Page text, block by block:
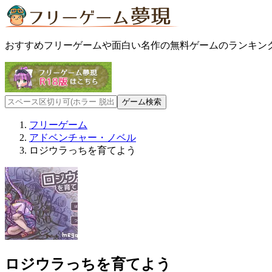
おすすめフリーゲームや面白い名作の無料ゲームのランキン
フリーゲーム
アドベンチャー・ノベル
ロジウラっちを育てよう
ロジウラっちを育てよう